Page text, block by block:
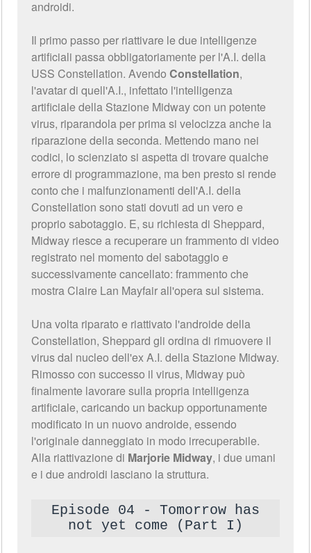
androidi.
Il primo passo per riattivare le due intelligenze
artificiali passa obbligatoriamente per l'A.I. della
USS Constellation. AvendoConstellation,
l'avatar di quell'A.I., infettato l'intelligenza
artificiale della Stazione Midway con un potente
virus, riparandola per prima si velocizza anche la
riparazione della seconda. Mettendo mano nei
codici, lo scienziato si aspetta di trovare qualche
errore di programmazione, ma ben presto si rende
conto che i malfunzionamenti dell'A.I. della
Constellation sono stati dovuti ad un vero e
proprio sabotaggio. E, su richiesta di Sheppard,
Midway riesce a recuperare un frammento di video
registrato nel momento del sabotaggio e
successivamente cancellato: frammento che
mostra Claire Lan Mayfair all'opera sul sistema.
Una volta riparato e riattivato l'androide della
Constellation, Sheppard gli ordina di rimuovere il
virus dal nucleo dell'ex A.I. della Stazione Midway.
Rimosso con successo il virus, Midway può
finalmente lavorare sulla propria intelligenza
artificiale, caricando un backup opportunamente
modificato in un nuovo androide, essendo
l'originale danneggiato in modo irrecuperabile.
Alla riattivazione di Marjorie Midway, i due umani
e i due androidi lasciano la struttura.
Episode 04 - Tomorrow has
not yet come (Part I)